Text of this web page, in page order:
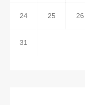
24 25 26
31